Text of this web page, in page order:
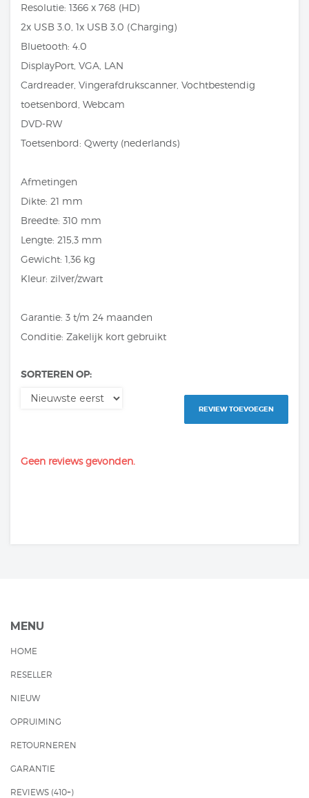
Resolutie: 1366 x 768 (HD)
2x USB 3.0, 1x USB 3.0 (Charging)
Bluetooth: 4.0
DisplayPort, VGA, LAN
Cardreader, Vingerafdrukscanner, Vochtbestendig
toetsenbord, Webcam
DVD-RW
Toetsenbord: Qwerty (nederlands)
Afmetingen
Dikte: 21 mm
Breedte: 310 mm
Lengte: 215,3 mm
Gewicht: 1,36 kg
Kleur: zilver/zwart
Garantie: 3 t/m 24 maanden
Conditie: Zakelijk kort gebruikt
SORTEREN OP:
REVIEW TOEVOEGEN
Geen reviews gevonden.
MENU
HOME
RESELLER
NIEUW
OPRUIMING
RETOURNEREN
GARANTIE
REVIEWS (410+)